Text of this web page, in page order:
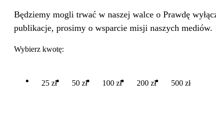
Będziemy mogli trwać w naszej walce o Prawdę
publikacje, prosimy o wsparcie misji naszych mediów.
Wybierz kwotę:
25 zł 50 zł 100 zł 200 zł 500 zł